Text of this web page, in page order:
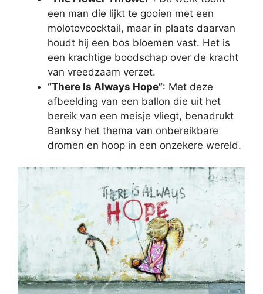
een man die lijkt te gooien met een
molotovcocktail, maar in plaats daarvan
houdt hij een bos bloemen vast. Het is
een krachtige boodschap over de kracht
van vreedzaam verzet.
“There Is Always Hope”: Met deze
afbeelding van een ballon die uit het
bereik van een meisje vliegt, benadrukt
Banksy het thema van onbereikbare
dromen en hoop in een onzekere wereld.